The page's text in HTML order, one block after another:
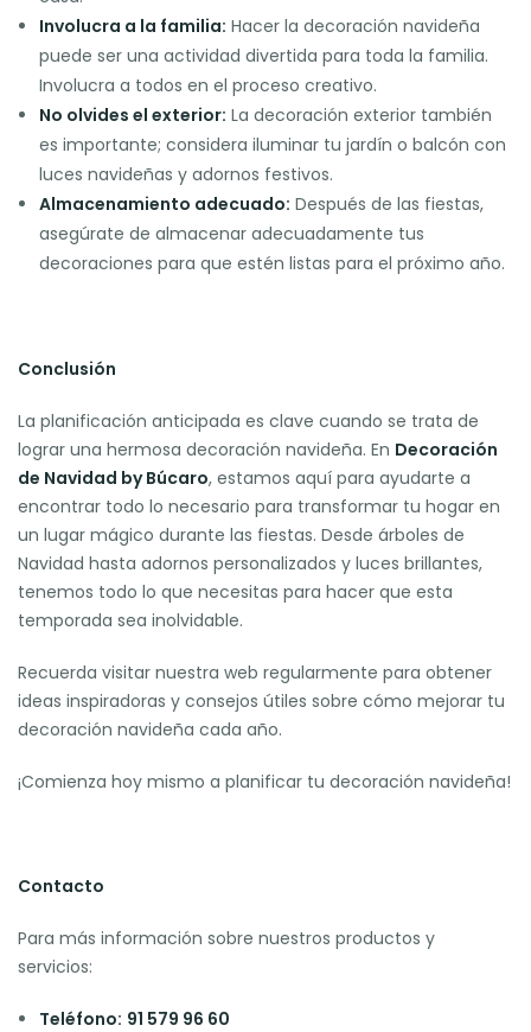
Involucra a la familia: Hacer la decoración navideña
puede ser una actividad divertida para toda la familia.
Involucra a todos en el proceso creativo.
No olvides el exterior: La decoración exterior también
es importante; considera iluminar tu jardín o balcón con
luces navideñas y adornos festivos.
Almacenamiento adecuado: Después de las fiestas,
asegúrate de almacenar adecuadamente tus
decoraciones para que estén listas para el próximo año.
Conclusión
La planificación anticipada es clave cuando se trata de
lograr una hermosa decoración navideña. En Decoración
de Navidad by Búcaro, estamos aquí para ayudarte a
encontrar todo lo necesario para transformar tu hogar en
un lugar mágico durante las fiestas. Desde árboles de
Navidad hasta adornos personalizados y luces brillantes,
tenemos todo lo que necesitas para hacer que esta
temporada sea inolvidable.
Recuerda visitar nuestra web regularmente para obtener
ideas inspiradoras y consejos útiles sobre cómo mejorar tu
decoración navideña cada año.
¡Comienza hoy mismo a planificar tu decoración navideña!
Contacto
Para más información sobre nuestros productos y
servicios:
Teléfono: 91 579 96 60